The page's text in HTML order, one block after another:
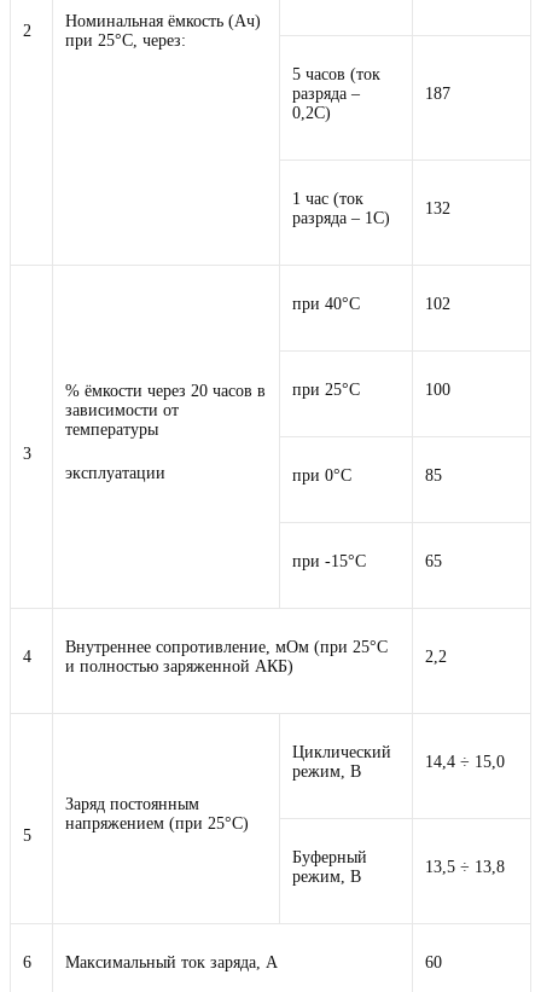
2
Номинальная ёмкость (Ач)
при 25°С, через:
5 часов (ток
разряда –
0,2С)
187
1 час (ток
разряда – 1С)
132
3
% ёмкости через 20 часов в
зависимости от
температуры
эксплуатации
при 40°С 102
при 25°С 100
при 0°С 85
при -15°С 65
4
Внутреннее сопротивление, мОм (при 25°С
и полностью заряженной АКБ)
2,2
5
Заряд постоянным
напряжением (при 25°С)
Циклический
режим, В
14,4 ÷ 15,0
Буферный
режим, В
13,5 ÷ 13,8
6 Максимальный ток заряда, А 60